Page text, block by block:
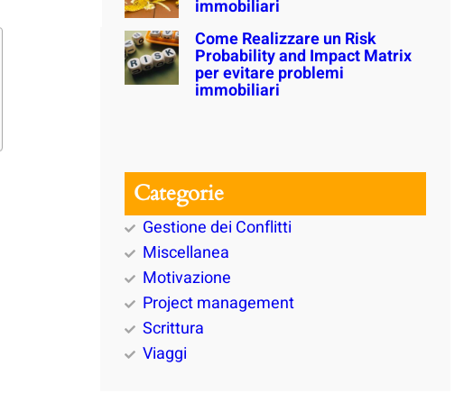
immobiliari
Come Realizzare un Risk
Probability and Impact Matrix
per evitare problemi
immobiliari
Categorie
Gestione dei Conflitti
Miscellanea
Motivazione
Project management
Scrittura
Viaggi